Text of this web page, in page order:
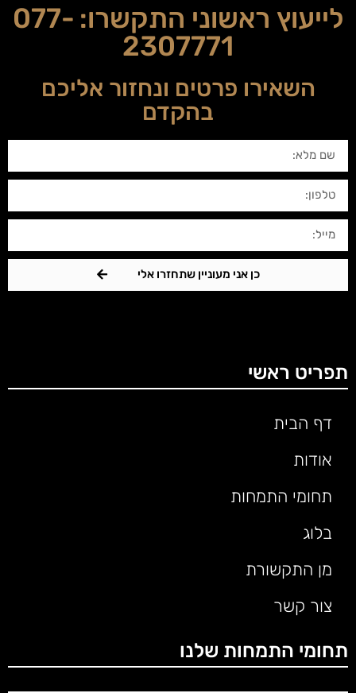
לייעוץ ראשוני התקשרו:077-
2307771
השאירו פרטים ונחזור אליכם
בהקדם
כן אני מעוניין שתחזרו אלי
תפריט ראשי
דף הבית
אודות
תחומי התמחות
בלוג
מן התקשורת
צור קשר
תחומי התמחות שלנו